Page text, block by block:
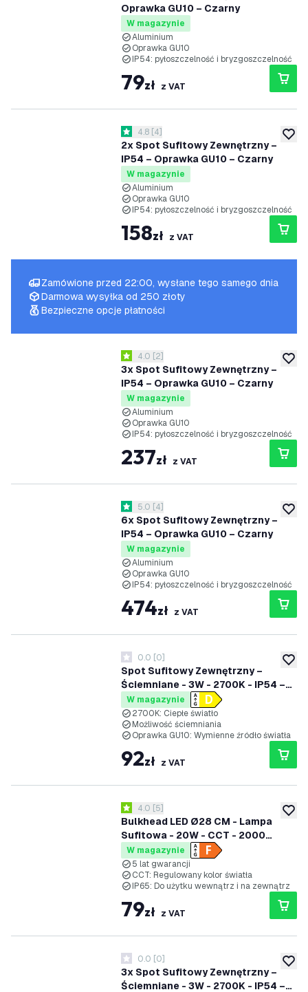
Oprawka GU10 – Czarny
W magazynie
Aluminium
Oprawka GU10
IP54: pyłoszczelność i bryzgoszczelność
79zł z VAT
2x Spot Sufitowy Zewnętrzny –
IP54 – Oprawka GU10 – Czarny
otwórz panel recenzji
4.8 Gwiazdki oceny
4.8 [4]
W magazynie
Aluminium
Oprawka GU10
IP54: pyłoszczelność i bryzgoszczelność
158zł z VAT
3x Spot Sufitowy Zewnętrzny –
IP54 – Oprawka GU10 – Czarny
otwórz panel recenzji
4 Gwiazdki oceny
4.0 [2]
W magazynie
Aluminium
Oprawka GU10
IP54: pyłoszczelność i bryzgoszczelność
237zł z VAT
6x Spot Sufitowy Zewnętrzny –
IP54 – Oprawka GU10 – Czarny
otwórz panel recenzji
5 Gwiazdki oceny
5.0 [4]
W magazynie
Aluminium
Oprawka GU10
IP54: pyłoszczelność i bryzgoszczelność
474zł z VAT
Spot Sufitowy Zewnętrzny –
Ściemniane - 3W - 2700K - IP54 –
Czarny
0 Gwiazdki oceny
0.0 [0]
W magazynie
2700K: Ciepłe światło
Możliwość ściemniania
Oprawka GU10: Wymienne źródło światła
92zł z VAT
Bulkhead LED Ø28 CM - Lampa
Sufitowa - 20W - CCT - 2000
Lumenów - Biały - IP65
Wodoodporność - 5 lat gwarancji
otwórz panel recenzji
4 Gwiazdki oceny
4.0 [5]
W magazynie
5 lat gwarancji
CCT: Regulowany kolor światła
IP65: Do użytku wewnątrz i na zewnątrz
79zł z VAT
3x Spot Sufitowy Zewnętrzny –
Ściemniane - 3W - 2700K - IP54 –
0 Gwiazdki oceny
0.0 [0]
Zamówione przed 22:00, wysłane tego samego dnia
Darmowa wysyłka od 250 złoty
Bezpieczne opcje płatności